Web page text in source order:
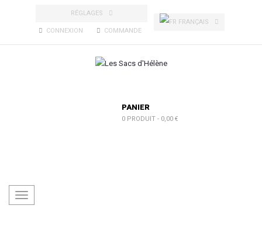
RÉGLAGES
CONNEXION COMMANDE
FRANÇAIS
PANIER
0 PRODUIT - 0,00 €
Toggle